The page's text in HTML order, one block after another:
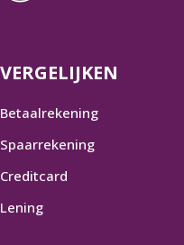
VERGELIJKEN
Betaalrekening
Spaarrekening
Creditcard
Lening